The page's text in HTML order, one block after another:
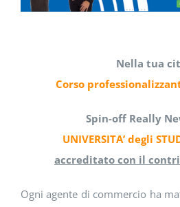
DOWNLOAD
Nella tua
Corso
Spin-off Really
UNIVERSITA’ degli
accreditato con il
Ogni agente di commercio ha